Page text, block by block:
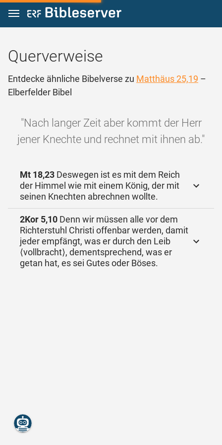
Zum Inhalt springen
Querverweise
Entdecke ähnliche Bibelverse zu Matthäus 25,19 –
Elberfelder Bibel
"Nach langer Zeit aber kommt der Herr
jener Knechte und rechnet mit ihnen ab."
Mt 18,23 Deswegen ist es mit dem Reich
der Himmel wie mit einem König, der mit
seinen Knechten abrechnen wollte.
2Kor 5,10 Denn wir müssen alle vor dem
Richterstuhl Christi offenbar werden, damit
jeder empfängt, was er durch den Leib
⟨vollbracht⟩, dementsprechend, was er
getan hat, es sei Gutes oder Böses.